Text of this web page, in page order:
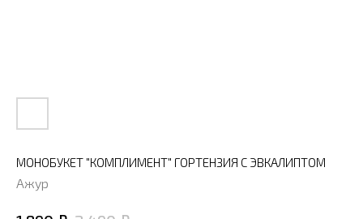
МОНОБУКЕТ "КОМПЛИМЕНТ" ГОРТЕНЗИЯ С ЭВКАЛИПТОМ
Ажур